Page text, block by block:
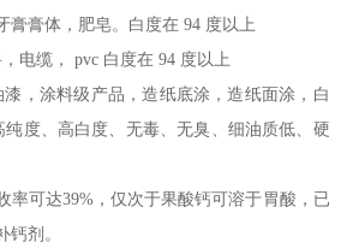
膏膏体，肥皂。白度在 94 度以上
电缆， pvc 白度在 94 度以上
漆，涂料级产品，造纸底涂，造纸面涂，白
纯度、高白度、无毒、无臭、细油质低、硬
率可达39%，仅次于果酸钙可溶于胃酸，已
剂。